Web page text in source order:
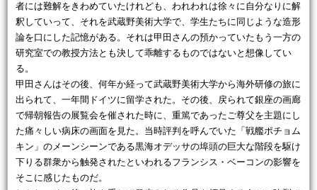
者には難解をきわめていたけれども、われわれは徐々に自分なりに解
釈していって、それを武蔵野美術大学で、学生たちに同じような造形
論を口にした記憶がある。それは甲田さんの預かっていたもう一方の
研究室での教授方法とも決して乖離するものではないと想像してい
る。
甲田さんはその後、何年か経って武蔵野美術大学から海外研修の旅に
出られて、一年間ドイツに留学された。その後、戻られて銀座の画廊
で帰朝報告の展覧会を催された時に、重篤であったご尊父を主題にし
た痛々しい病床の画面を見た。当時評判を呼んでいた「戦艦ポチョム
キン」のメーンシーンである黒海オデッサの埠頭の巨大な階段を駆け
下りる群衆から触発されたといわれるフランシス・ベーコンの影響を
そこに感じたものだ。